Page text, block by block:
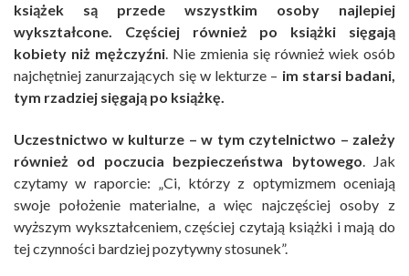
książek są przede wszystkim osoby najlepiej
wykształcone. Częściej również po książki sięgają
kobiety niż mężczyźni. Nie zmienia się również wiek osób
najchętniej zanurzających się w lekturze – im starsi badani,
tym rzadziej sięgają po książkę.
Uczestnictwo w kulturze – w tym czytelnictwo – zależy
również od poczucia bezpieczeństwa bytowego. Jak
czytamy w raporcie: „Ci, którzy z optymizmem oceniają
swoje położenie materialne, a więc najczęściej osoby z
wyższym wykształceniem, częściej czytają książki i mają do
tej czynności bardziej pozytywny stosunek”.